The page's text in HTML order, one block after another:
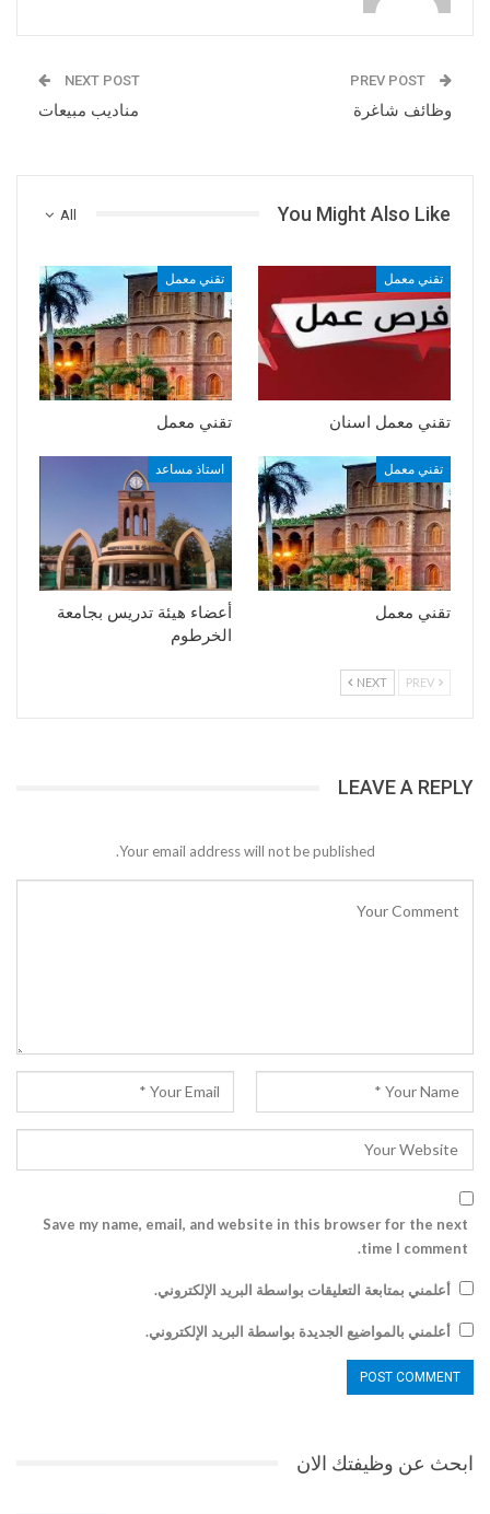
وظائف شاغرة
NEXT POST
مناديب مبيعات
All You Might Also Like
تقني معمل
تقني معمل اسنان
تقني معمل
تقني معمل
تقني معمل
تقني معمل
استاذ مساعد
أعضاء هيئة تدريس بجامعة
الخرطوم
NEXT
LEAVE A REPLY
Your email address will not be published.
Save my name, email, and website in this browser for the next
time I comment.
أعلمني بمتابعة التعليقات بواسطة البريد الإلكتروني.
أعلمني بالمواضيع الجديدة بواسطة البريد الإلكتروني.
ابحث عن وظيفتك الان